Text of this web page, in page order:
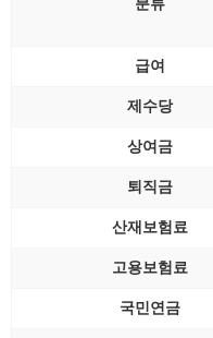
분류
급여
제수당
상여금
퇴직금
산재보험료
고용보험료
국민연금